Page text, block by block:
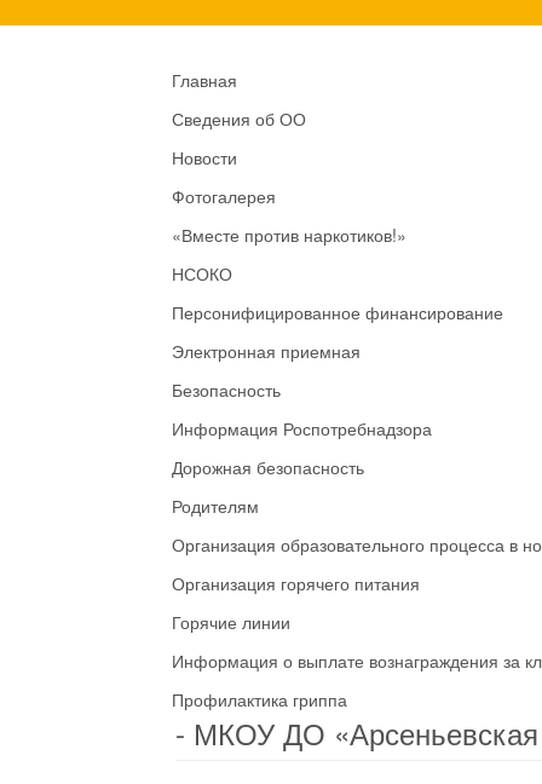
Главная
Сведения об ОО
Новости
Фотогалерея
«Вместе против наркотиков!»
НСОКО
Персонифицированное финансирование
Электронная приемная
Безопасность
Информация Роспотребнадзора
Дорожная безопасность
Родителям
Организация образовательного процесса в
Организация горячего питания
Горячие линии
Информация о выплате вознаграждения за
Профилактика гриппа
- МКОУ ДО